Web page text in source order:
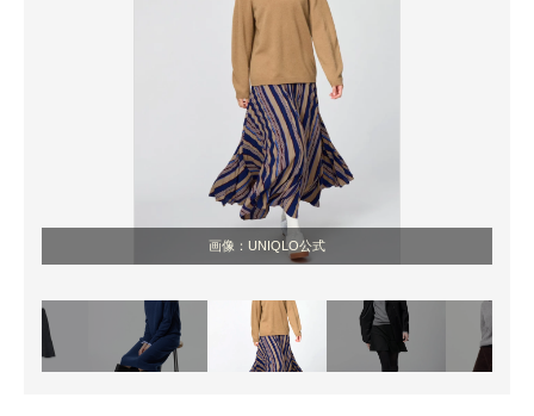
画像：UNIQLO公式